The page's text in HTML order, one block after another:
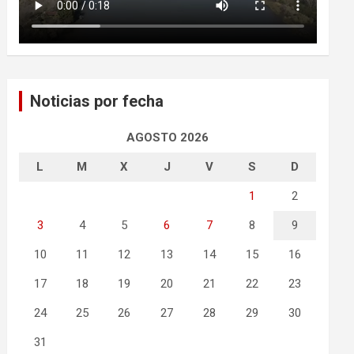
Noticias por fecha
AGOSTO 2026
L M X J V S D
1 2
3 4 5 6 7 8 9
10 11 12 13 14 15 16
17 18 19 20 21 22 23
24 25 26 27 28 29 30
31